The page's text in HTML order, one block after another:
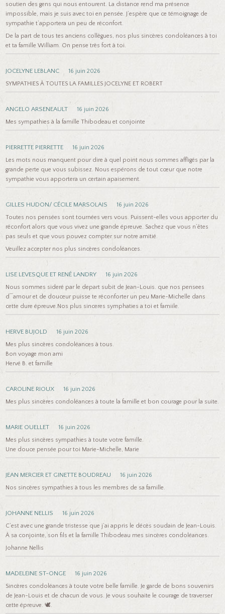
soutien des gens qui nous entourent. La distance rend ma présence
impossible, mais je suis avec toi en pensée. J’espère que ce témoignage de
sympathie t’apportera un peu de réconfort.
De la part de tous tes anciens collègues, nos plus sincères condoléances à toi
et ta famille William. On pense très fort à toi.
JOCELYNE LEBLANC
16 juin 2026
SYMPATHIES À TOUTES LA FAMILLES JOCELYNE ET ROBERT
ANGELO ARSENEAULT
16 juin 2026
Mes sympathies à la famille Thibodeau et conjointe
PIERRETTE PIERRETTE
16 juin 2026
Les mots nous manquent pour dire à quel point nous sommes affligés par la
grande perte que vous subissez. Nous espérons de tout cœur que notre
sympathie vous apportera un certain apaisement.
GILLES HUDON/ CÉCILE MARSOLAIS
16 juin 2026
Toutes nos pensées sont tournées vers vous. Puissent-elles vous apporter du
réconfort alors que vous vivez une grande épreuve. Sachez que vous n’êtes
pas seuls et que vous pouvez compter sur notre amitié.
Veuillez accepter nos plus sincères condoléances.
LISE LEVESQUE ET RENÉ LANDRY
16 juin 2026
Nous sommes sideré par le depart subit de Jean-Louis. que nos pensees
d¯amour et de douceur puisse te réconforter un peu Marie-Michelle dans
cette dure épreuve.Nos plus sinceres symphaties a toi et famiile.
HERVE BUJOLD
16 juin 2026
Mes plus sincères condoléances à tous.
Bon voyage mon ami
Hervé B. et famille
CAROLINE RIOUX
16 juin 2026
Mes plus sincères condoléances à toute la famille et bon courage pour la suite.
MARIE OUELLET
16 juin 2026
Mes plus sincères sympathies à toute votre famille.
Une douce pensée pour toi Marie-Michelle, Marie
JEAN MERCIER ET GINETTE BOUDREAU
16 juin 2026
Nos sincères sympathies à tous les membres de sa famille.
JOHANNE NELLIS
16 juin 2026
C’est avec une grande tristesse que j’ai appris le décès soudain de Jean-Louis.
À sa conjointe, son fils et la famille Thibodeau mes sincères condoléances.
Johanne Nellis
MADELEINE ST-ONGE
16 juin 2026
Sincères condoléances à toute votre belle famille. Je garde de bons souvenirs
de Jean-Louis et de chacun de vous. Je vous souhaite le courage de traverser
cette épreuve. 🕊️.